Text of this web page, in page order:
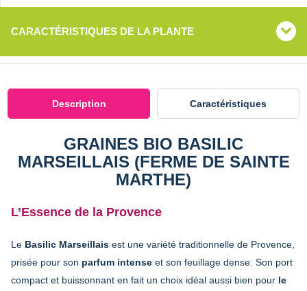
CARACTÉRISTIQUES DE LA PLANTE
Description Caractéristiques
GRAINES BIO BASILIC
MARSEILLAIS (FERME DE SAINTE
MARTHE)
L’Essence de la Provence
Le Basilic Marseillais est une variété traditionnelle de Provence,
prisée pour son parfum intense et son feuillage dense. Son port
compact et buissonnant en fait un choix idéal aussi bien pour le